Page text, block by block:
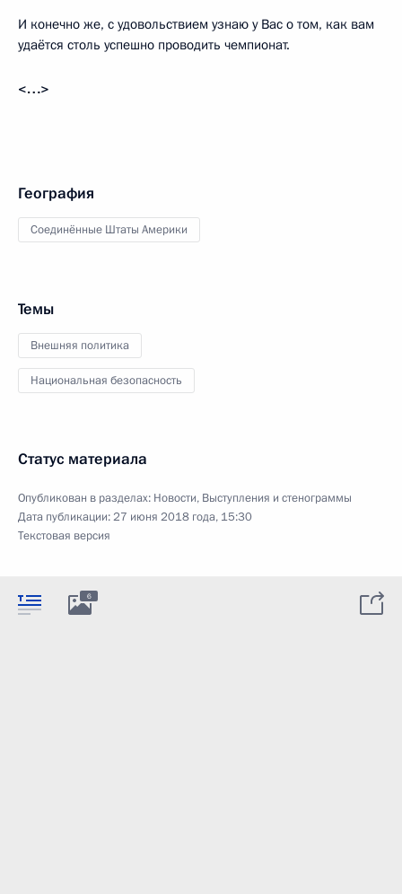
И конечно же, с удовольствием узнаю у Вас о том, как вам
удаётся столь успешно проводить чемпионат.
<…>
География
Соединённые Штаты Америки
Темы
Внешняя политика
Национальная безопасность
Статус материала
Опубликован в разделах: Новости, Выступления и стенограммы
Дата публикации:27 июня 2018 года, 15:30
Текстовая версия
6